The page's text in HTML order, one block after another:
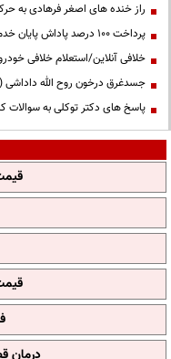
راز خنده های اصغر فرهادی به
پرداخت ۱۰۰ درصد پاداش پایان خدمت فرهنگیان
خلافی آنلاین/استعلام خلافی
جسدغرق درخون روح الله
پاسخ های دکتر توکلی به سوالات